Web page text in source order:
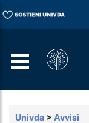
Univda > Avvisi